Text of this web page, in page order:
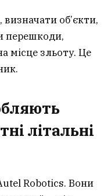
об’єкти,
перешкоди,
місце зльоту. Це
літальні
Robotics. Вони